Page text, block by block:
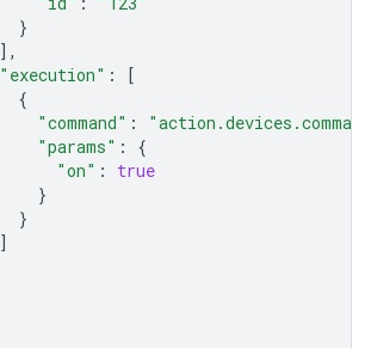
}
],
"execution" :
[
{
"command" :
"params" :
{
"on" :
true
}
}
]